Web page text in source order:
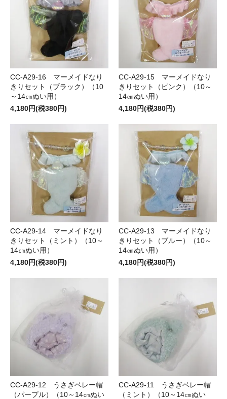
CC-A29-16 マーメイドなり
きりセット（ブラック）（10
～14㎝ぬい用）
4,180円(税380円)
CC-A29-15 マーメイドなり
きりセット（ピンク）（10～
14㎝ぬい用）
4,180円(税380円)
CC-A29-14 マーメイドなり
きりセット（ミント）（10～
14㎝ぬい用）
4,180円(税380円)
CC-A29-13 マーメイドなり
きりセット（ブルー）（10～
14㎝ぬい用）
4,180円(税380円)
CC-A29-12 うさぎベレー帽
（パープル）（10～14㎝ぬい
CC-A29-11 うさぎベレー帽
（ミント）（10～14㎝ぬい